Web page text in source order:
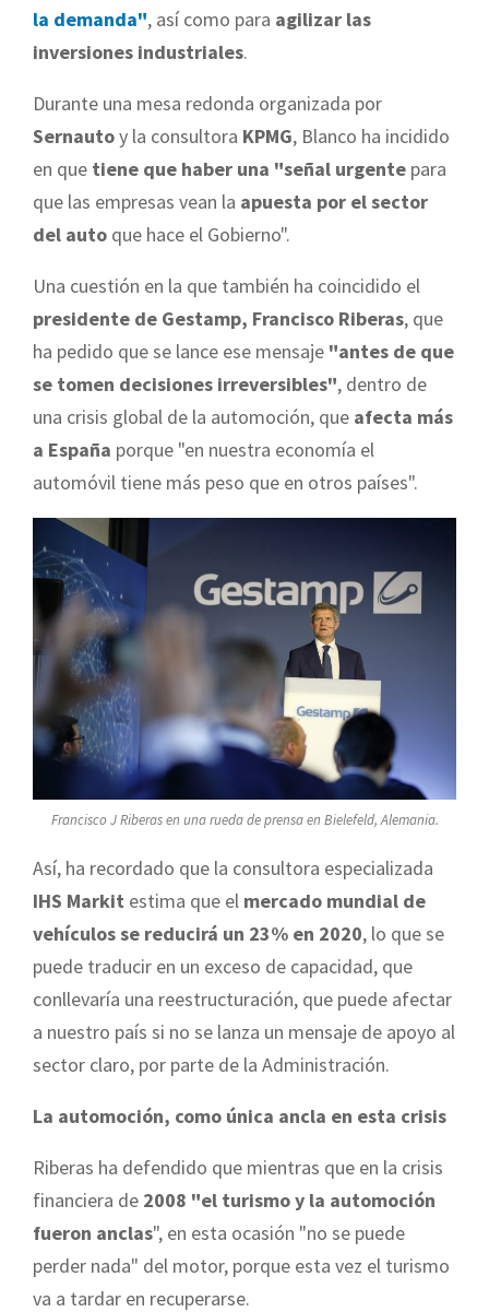
la demanda", así como para agilizar las
inversiones industriales.
Durante una mesa redonda organizada por
Sernautoy la consultora KPMG, Blanco ha incidido
en que tiene que haber una "señal urgente para
que las empresas vean la apuesta por el sector
del auto que hace el Gobierno".
Una cuestión en la que también ha coincidido el
presidente de Gestamp, Francisco Riberas, que
ha pedido que se lance ese mensaje "antes de que
se tomen decisiones irreversibles", dentro de
una crisis global de la automoción, que afecta más
a España porque "en nuestra economía el
automóvil tiene más peso que en otros países".
Francisco J Riberas en una rueda de prensa en Bielefeld, Alemania.
Así, ha recordado que la consultora especializada
IHS Markit estima que el mercado mundial de
vehículos se reducirá un 23% en 2020, lo que se
puede traducir en un exceso de capacidad, que
conllevaría una reestructuración, que puede afectar
a nuestro país si no se lanza un mensaje de apoyo al
sector claro, por parte de la Administración.
La automoción, como única ancla en esta crisis
Riberas ha defendido que mientras que en la crisis
financiera de 2008 "el turismo y la automoción
fueron anclas", en esta ocasión "no se puede
perder nada" del motor, porque esta vez el turismo
va a tardar en recuperarse.